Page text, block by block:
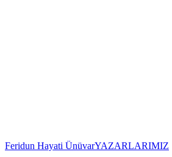
Feridun Hayati ÜnüvarYAZARLARIMIZ